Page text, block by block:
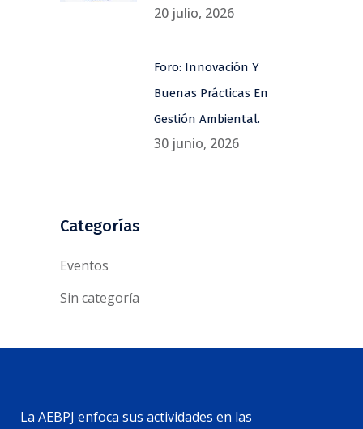
20 julio, 2026
Foro: Innovación Y
Buenas Prácticas En
Gestión Ambiental.
30 junio, 2026
Categorías
Eventos
Sin categoría
La AEBPJ enfoca sus actividades en las